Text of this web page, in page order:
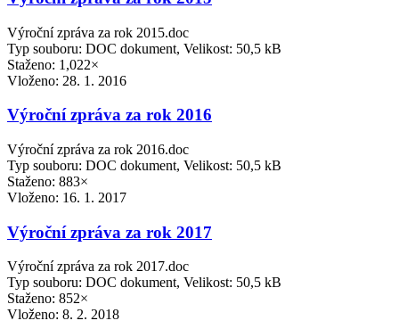
Výroční zpráva za rok 2015.doc
Typ souboru: DOC dokument, Velikost: 50,5 kB
Staženo: 1,022×
Vloženo: 28. 1. 2016
Výroční zpráva za rok 2016
Výroční zpráva za rok 2016.doc
Typ souboru: DOC dokument, Velikost: 50,5 kB
Staženo: 883×
Vloženo: 16. 1. 2017
Výroční zpráva za rok 2017
Výroční zpráva za rok 2017.doc
Typ souboru: DOC dokument, Velikost: 50,5 kB
Staženo: 852×
Vloženo: 8. 2. 2018